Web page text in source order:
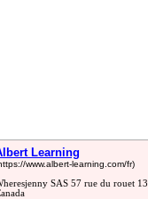
Learning
www.albert-learning.com/fr)
SAS 57 rue du rouet